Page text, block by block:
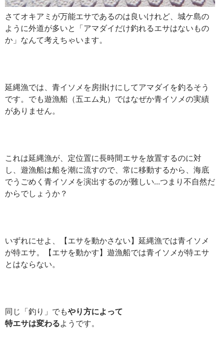
さてオキアミが万能エサであるのは良いけれど、城ケ島の
ように外道が多いと「アマダイだけ釣れるエサはないもの
か」なんて考えちゃいます。
延縄漁では、青イソメを房掛けにしてアマダイを釣るそう
です。でも遊漁船（五エム丸）ではなぜか青イソメの実績
がありません。
これは延縄漁が、定位置に長時間エサを放置するのに対
し、遊漁船は船を潮に流すので、常に移動するから、海底
でうごめく青イソメを演出するのが難しい…つまり不自然だ
からでしょうか？
いずれにせよ、【エサを動かさない】延縄漁では青イソメ
が特エサ。【エサを動かす】遊漁船では青イソメが特エサ
とはならない。
同じ「釣り」でもやり方によって
特エサは変わるようです。